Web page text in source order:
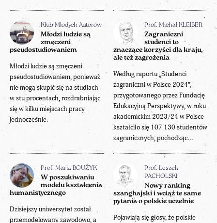
Klub Młodych Autorów
Młodzi ludzie są
zmęczeni
pseudostudiowaniem
Młodzi ludzie są zmęczeni
pseudostudiowaniem, ponieważ
nie mogą skupić się na studiach
w stu procentach, rozdrabniając
się w kilku miejscach pracy
jednocześnie.
Prof. Michał KLEIBER
Zagraniczni
studenci to
znaczące korzyści dla kraju,
ale też zagrożenia
Według raportu „Studenci
zagraniczni w Polsce 2024”,
przygotowanego przez Fundację
Edukacyjną Perspektywy, w roku
akademickim 2023/24 w Polsce
kształciło się 107 130 studentów
zagranicznych, pochodząc...
Prof. Maria BOUŻYK
W poszukiwaniu
modelu kształcenia
humanistycznego
Dzisiejszy uniwersytet został
przemodelowany zawodowo, a
Prof. Leszek
PACHOLSKI
Nowy ranking
szanghajski i wciąż te same
pytania o polskie uczelnie
Pojawiają się głosy, że polskie